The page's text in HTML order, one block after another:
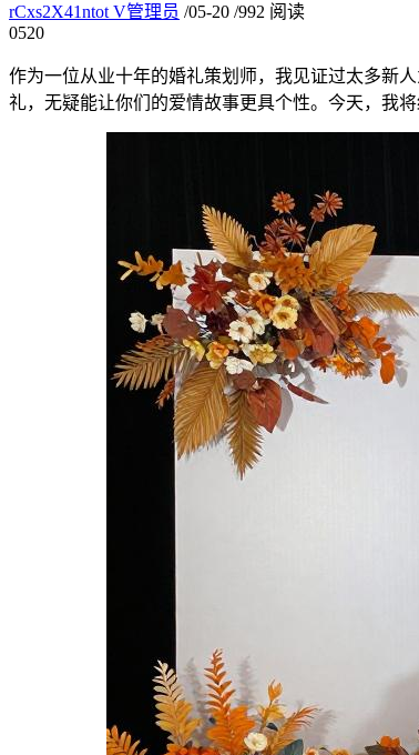
rCxs2X41ntot V管理员 /05-20 /992 阅读
0520
作为一位从业十年的婚礼策划师，我见证过太多新
礼，无疑能让你们的爱情故事更具个性。今天，我